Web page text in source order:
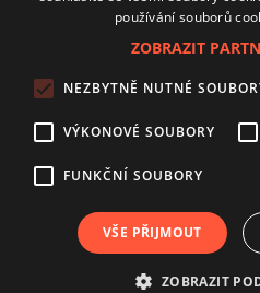
zpracování osobních údajů.
Zásady používání souborů cookies
Autoři
Nastavení cookies
Publikování nebo další šíření obsahu
používání souborů
ZOBRAZIT
NEZBYTNĚ NUTNÉ
VÝKONOVÉ SOUBORY
FUNKČNÍ SOUBORY
VŠE PŘIJMOUT
ZOBRAZIT